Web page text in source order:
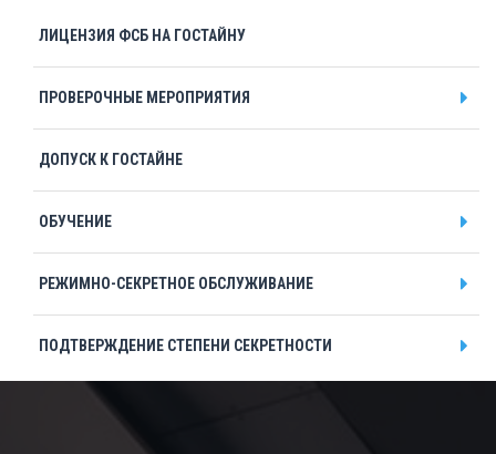
ЛИЦЕНЗИЯ ФСБ НА ГОСТАЙНУ
ПРОВЕРОЧНЫЕ МЕРОПРИЯТИЯ
ДОПУСК К ГОСТАЙНЕ
ОБУЧЕНИЕ
РЕЖИМНО-СЕКРЕТНОЕ ОБСЛУЖИВАНИЕ
ПОДТВЕРЖДЕНИЕ СТЕПЕНИ СЕКРЕТНОСТИ
Подтверждение заказчика секретных работ